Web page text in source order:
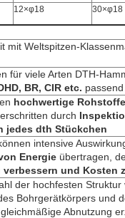
12×φ18 30×φ18
mit Weltspitzen-
für viele Arten DTH-
BR, CIR etc.
hochwertige Rohstoffe
durch
jedes dth Stückchen
intensive
Energie übertragen,
und Kosten
der hochfesten
des Bohrgerätkörpers und
Abnutzung